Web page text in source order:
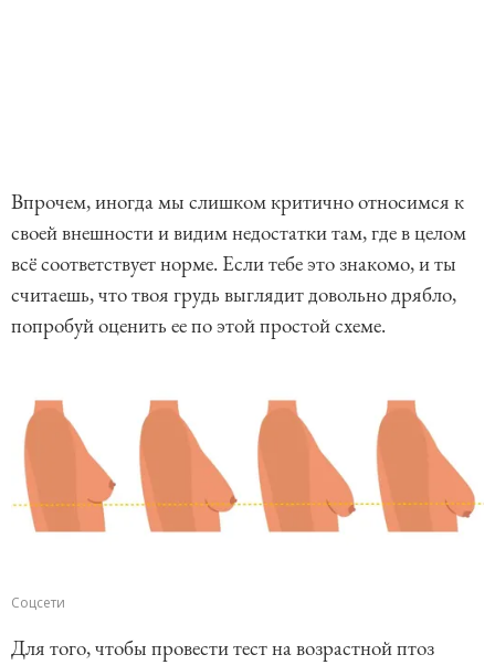
Впрочем, иногда мы слишком критично относимся к
своей внешности и видим недостатки там, где в целом
всё соответствует норме. Если тебе это знакомо, и ты
считаешь, что твоя грудь выглядит довольно дрябло,
попробуй оценить ее по этой простой схеме.
Соцсети
Для того, чтобы провести тест на возрастной птоз